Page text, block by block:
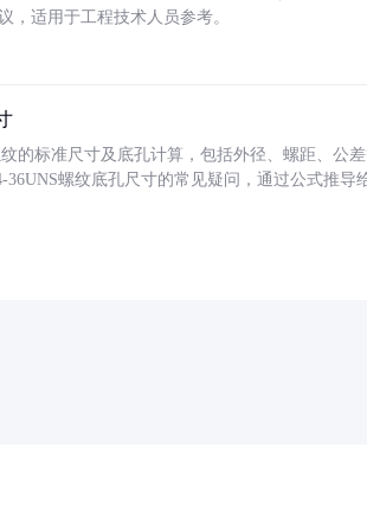
，适用于工程技术人员参考。
的标准尺寸及底孔计算，包括外径、螺距、公
36UNS螺纹底孔尺寸的常见疑问，通过公式推